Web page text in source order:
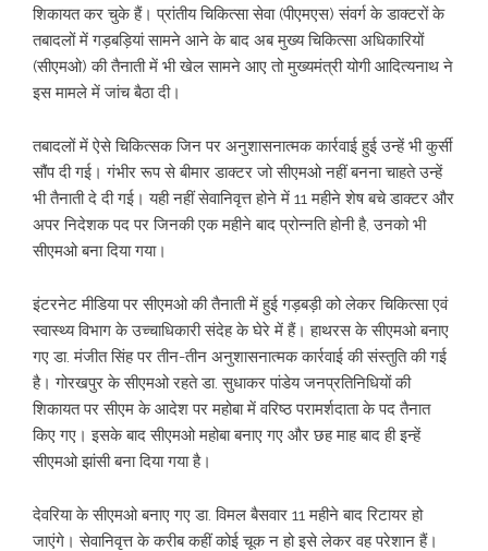
श‍िकायत कर चुके हैं। प्रांतीय चिकित्सा सेवा (पीएमएस) संवर्ग के डाक्टरों के
तबादलों में गड़बड़ि‍यां सामने आने के बाद अब मुख्य चिकित्सा अधिकारियों
(सीएमओ) की तैनाती में भी खेल सामने आए तो मुख्‍यमंत्री योगी आद‍ित्‍यनाथ ने
इस मामले में जांच बैठा दी।
तबादलों में ऐसे चिकित्सक जिन पर अनुशासनात्मक कार्रवाई हुई उन्हें भी कुर्सी
सौंप दी गई। गंभीर रूप से बीमार डाक्टर जो सीएमओ नहीं बनना चाहते उन्हें
भी तैनाती दे दी गई। यही नहीं सेवानिवृत्त होने में 11 महीने शेष बचे डाक्टर और
अपर निदेशक पद पर जिनकी एक महीने बाद प्रोन्नति होनी है, उनको भी
सीएमओ बना दिया गया।
इंटरनेट मीडिया पर सीएमओ की तैनाती में हुई गड़बड़ी को लेकर चिकित्सा एवं
स्वास्थ्य विभाग के उच्चाधिकारी संदेह के घेरे में हैं। हाथरस के सीएमओ बनाए
गए डा. मंजीत स‍िंह पर तीन-तीन अनुशासनात्मक कार्रवाई की संस्तुति की गई
है। गोरखपुर के सीएमओ रहते डा. सुधाकर पांडेय जनप्रतिनिधियों की
शिकायत पर सीएम के आदेश पर महोबा में वरिष्ठ परामर्शदाता के पद तैनात
किए गए। इसके बाद सीएमओ महोबा बनाए गए और छह माह बाद ही इन्हें
सीएमओ झांसी बना दिया गया है।
देवरिया के सीएमओ बनाए गए डा. विमल बैसवार 11 महीने बाद रिटायर हो
जाएंगे। सेवानिवृत्त के करीब कहीं कोई चूक न हो इसे लेकर वह परेशान हैं।